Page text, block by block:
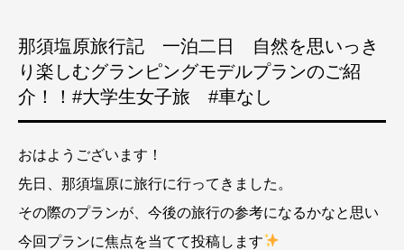
那須塩原旅行記 一泊二日 自然を思いっき
り楽しむグランピングモデルプランのご紹
介！！#大学生女子旅 #車なし
おはようございます！
先日、那須塩原に旅行に行ってきました。
その際のプランが、今後の旅行の参考になるかなと思い
今回プランに焦点を当てて投稿します